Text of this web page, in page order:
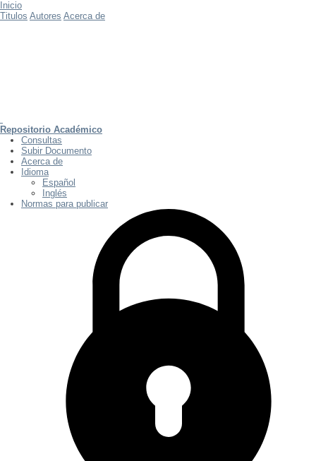
Inicio
Titulos Autores Acerca de
Repositorio Académico
Consultas
Subir Documento
Acerca de
Idioma
Español
Inglés
Normas para publicar